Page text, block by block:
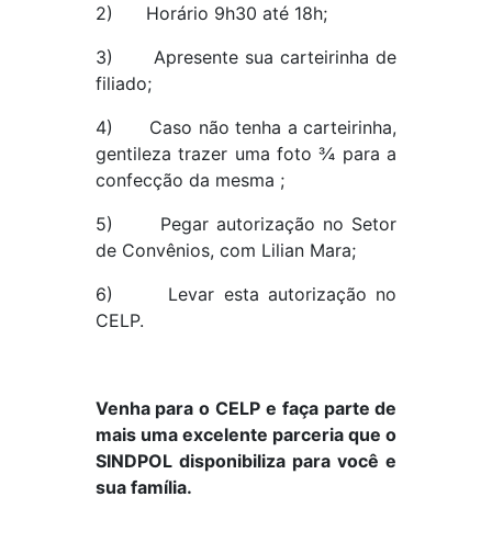
2) Horário 9h30 até 18h;
3) Apresente sua carteirinha de
filiado;
4) Caso não tenha a carteirinha,
gentileza trazer uma foto ¾ para a
confecção da mesma ;
5) Pegar autorização no Setor
de Convênios, com Lilian Mara;
6) Levar esta autorização no
CELP.
Venha para o CELP e faça parte de
mais uma excelente parceria que o
SINDPOL disponibiliza para você e
sua família.